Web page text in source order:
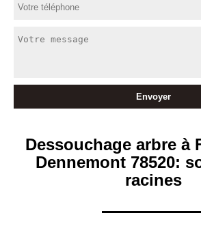
Dessouchage arbre à
Dennemont 78520:
racines